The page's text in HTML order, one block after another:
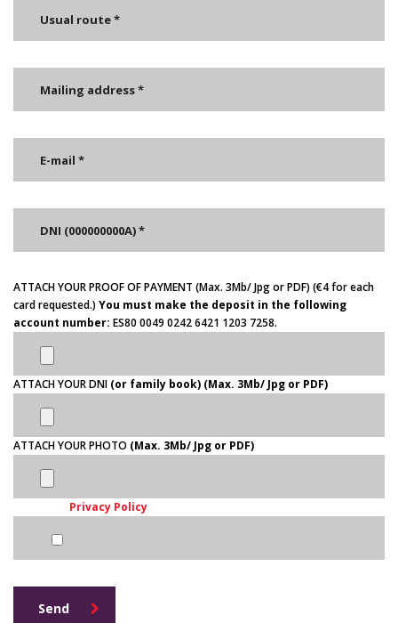
ATTACH YOUR PROOF OF PAYMENT (Max. 3Mb/ Jpg or PDF)(€4 for each
card requested.)You must make the deposit in the following
account number: ES80 0049 0242 6421 1203 7258.
ATTACH YOUR DNI (or family book) (Max. 3Mb/ Jpg or PDF)
ATTACH YOUR PHOTO (Max. 3Mb/ Jpg or PDF)
Privacy Policy
Send